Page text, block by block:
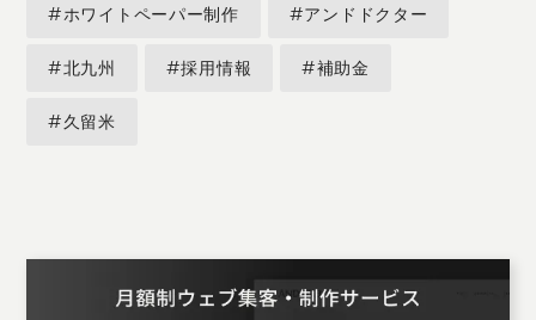
#ホワイトペーパー制作 #アンドドクター
#北九州 #採用情報 #補助金
#久留米